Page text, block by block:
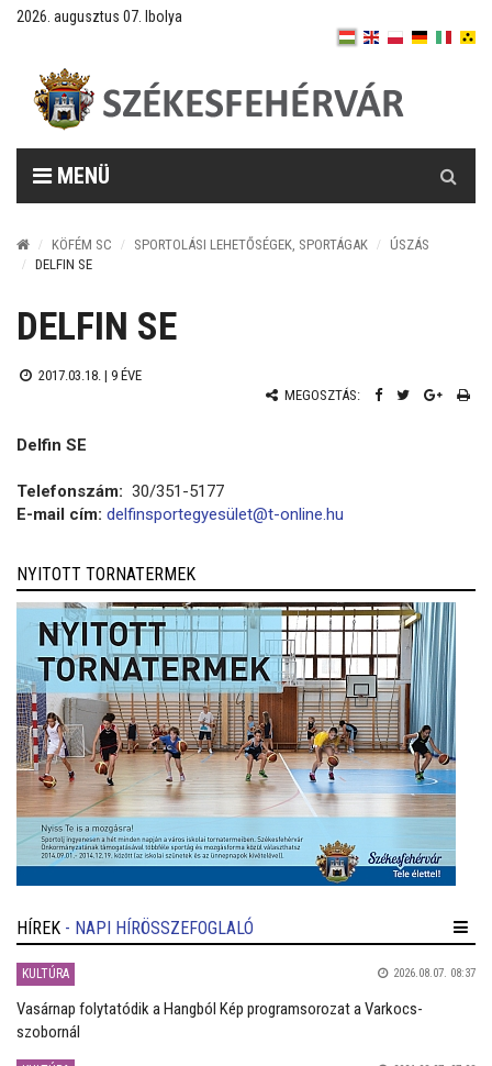
2026. augusztus 07. Ibolya
MENÜ
KÖFÉM SC SPORTOLÁSI LEHETŐSÉGEK, SPORTÁGAK
ÚSZÁS
DELFIN SE
DELFIN SE
2017.03.18. | 9 ÉVE
MEGOSZTÁS:
Delfin SE
Telefonszám: 30/351-5177
E-mail cím: delfinsportegyesület@t-online.hu
NYITOTT TORNATERMEK
HÍREK - NAPI HÍRÖSSZEFOGLALÓ
KULTÚRA 2026.08.07. 08:37
Vasárnap folytatódik a Hangból Kép programsorozat a Varkocs-
szobornál